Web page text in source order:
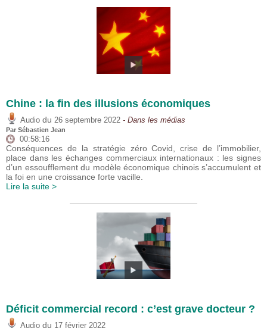
Chine : la fin des illusions économiques
Audio du 26 septembre 2022 - Dans les médias
Par Sébastien Jean
00:58:16
Conséquences de la stratégie zéro Covid, crise de l’immobilier,
place dans les échanges commerciaux internationaux : les signes
d’un essoufflement du modèle économique chinois s’accumulent et
la foi en une croissance forte vacille.
Lire la suite >
Déficit commercial record : c’est grave docteur ?
Audio du 17 février 2022